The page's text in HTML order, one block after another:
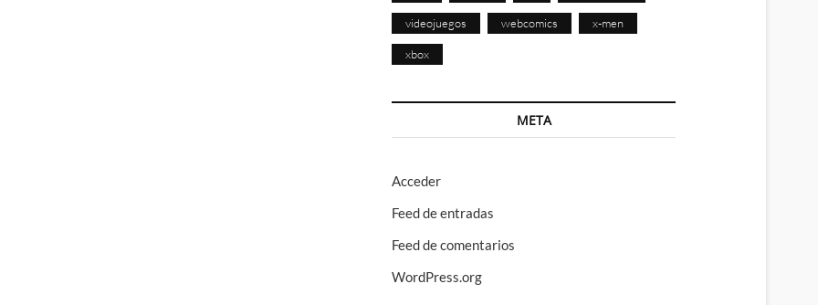
videojuegos webcomics x-men
xbox
META
Acceder
Feed de entradas
Feed de comentarios
WordPress.org